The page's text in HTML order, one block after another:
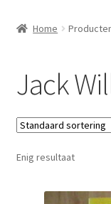
Verzendkosten &
Winkelmand
Home
Jack
Enig resultaat